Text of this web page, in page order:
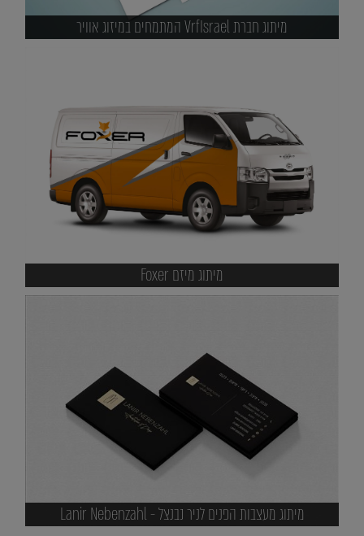
מיתוג חברת VrfIsrael המתמחים במיזוג אוויר
מיתוג מיזם Foxer
מיתוג מעצבות הפנים לניר נבנצל - Lanir Nebenzahl